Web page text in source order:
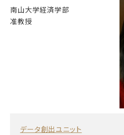
南山大学経済学部
准教授
データ創出ユニット